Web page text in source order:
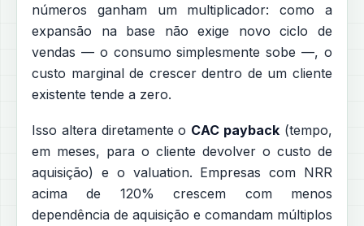
números ganham um multiplicador: como a
expansão na base não exige novo ciclo de
vendas — o consumo simplesmente sobe —, o
custo marginal de crescer dentro de um cliente
existente tende a zero.
Isso altera diretamente o CAC payback (tempo,
em meses, para o cliente devolver o custo de
aquisição) e o valuation. Empresas com NRR
acima de 120% crescem com menos
dependência de aquisição e comandam múltiplos